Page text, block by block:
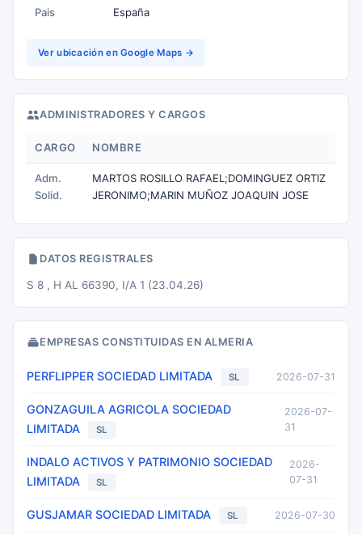
Pais España
Ver ubicación en Google Maps →
ADMINISTRADORES Y CARGOS
CARGO NOMBRE
Adm.
Solid.
MARTOS ROSILLO RAFAEL;DOMINGUEZ ORTIZ
JERONIMO;MARIN MUÑOZ JOAQUIN JOSE
DATOS REGISTRALES
S 8 , H AL 66390, I/A 1 (23.04.26)
EMPRESAS CONSTITUIDAS EN ALMERIA
PERFLIPPER SOCIEDAD LIMITADA SL 2026-07-31
GONZAGUILA AGRICOLA SOCIEDAD
LIMITADA
SL
2026-07-
31
INDALO ACTIVOS Y PATRIMONIO SOCIEDAD
LIMITADA
SL
2026-
07-31
GUSJAMAR SOCIEDAD LIMITADA SL 2026-07-30